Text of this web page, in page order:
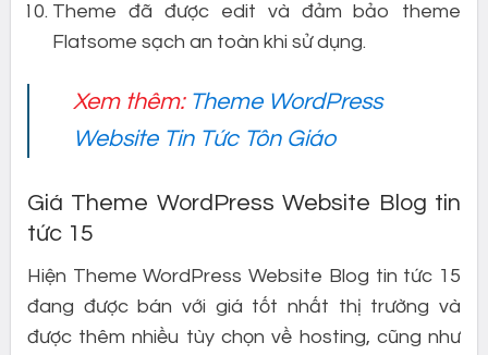
Theme đã được edit và đảm bảo theme
Flatsome sạch an toàn khi sử dụng.
Xem thêm: Theme WordPress
Website Tin Tức Tôn Giáo
Giá Theme WordPress Website Blog tin
tức 15
Hiện Theme WordPress Website Blog tin tức 15
đang được bán với giá tốt nhất thị trường và
được thêm nhiều tùy chọn về hosting, cũng như